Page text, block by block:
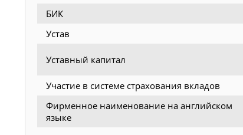
БИК
Устав
Уставный капитал
Участие в системе страхования вкладов
Фирменное наименование на английском
языке